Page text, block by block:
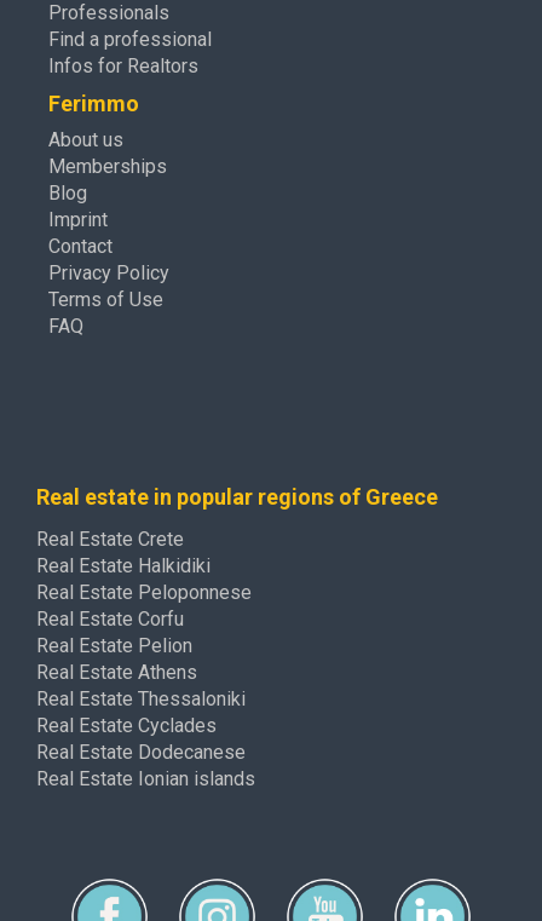
Professionals
Find a professional
Infos for Realtors
Ferimmo
About us
Memberships
Blog
Imprint
Contact
Privacy Policy
Terms of Use
FAQ
Real estate in popular regions of Greece
Real Estate Crete
Real Estate Halkidiki
Real Estate Peloponnese
Real Estate Corfu
Real Estate Pelion
Real Estate Athens
Real Estate Thessaloniki
Real Estate Cyclades
Real Estate Dodecanese
Real Estate Ionian islands